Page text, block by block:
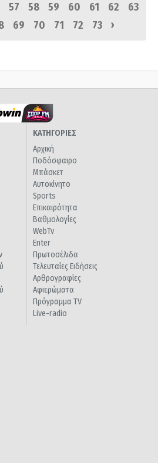
57 58 59 60 61 62
63
69 70 71 72 73 ›
ΚΑΤΗΓΟΡΙΕΣ
Αρχική
Ποδόσφαιρο
Μπάσκετ
Αυτοκίνητο
Sports
Επικαιρότητα
Βαθμολογίες
WebTv
Enter
Πρωτοσέλιδα
Τελευταίες Ειδήσεις
Αρθρογραφίες
Αφιερώματα
Πρόγραμμα TV
Live-radio